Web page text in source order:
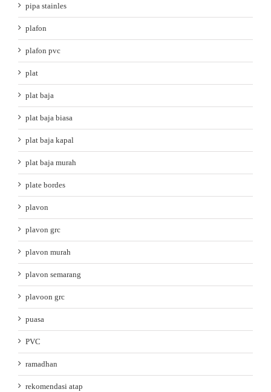
pipa stainles
plafon
plafon pvc
plat
plat baja
plat baja biasa
plat baja kapal
plat baja murah
plate bordes
plavon
plavon grc
plavon murah
plavon semarang
plavoon grc
puasa
PVC
ramadhan
rekomendasi atap